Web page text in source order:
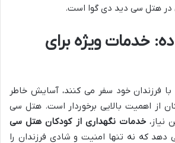
در هتل سی دید دی گوا است.
خدمات ویژه برای
با فرزندان خود سفر می کنند، آسایش خاطر
از اهمیت بالایی برخوردار است. هتل سی
نیاز،خدمات نگهداری از کودکان هتل سی
دهد که نه تنها امنیت و شادی فرزندان را